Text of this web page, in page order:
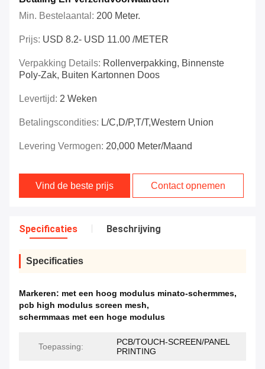
Min. Bestelaantal: 200 Meter.
Prijs: USD 8.2- USD 11.00 /METER
Verpakking Details: Rollenverpakking, Binnenste
Poly-Zak, Buiten Kartonnen Doos
Levertijd: 2 Weken
Betalingscondities: L/C,D/P,T/T,Western Union
Levering Vermogen: 20,000 Meter/maand
Vind de beste prijs Contact opnemen
Specificaties Beschrijving
Specificaties
Markeren: met een hoog modulus minato-schermmes,
pcb high modulus screen mesh,
schermmaas met een hoge modulus
Toepassing:
PCB/TOUCH-SCREEN/PANEL
PRINTING